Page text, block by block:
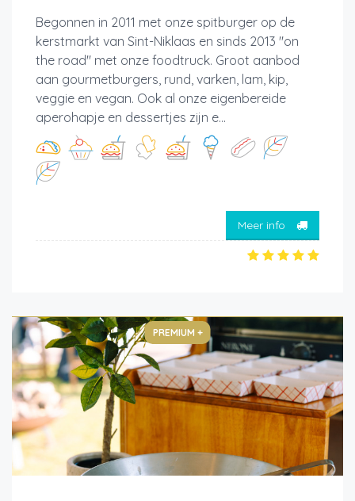
Begonnen in 2011 met onze spitburger op de
kerstmarkt van Sint-Niklaas en sinds 2013 "on
the road" met onze foodtruck. Groot aanbod
aan gourmetburgers, rund, varken, lam, kip,
veggie en vegan. Ook al onze eigenbereide
aperohapje en dessertjes zijn e...
Meer info
PREMIUM +